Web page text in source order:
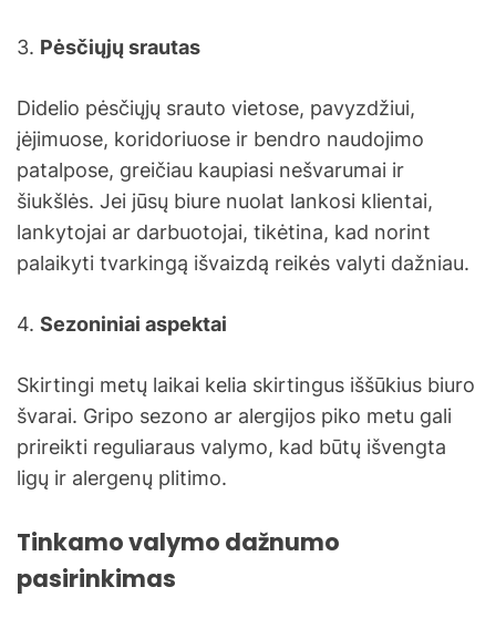
3. Pėsčiųjų srautas
Didelio pėsčiųjų srauto vietose, pavyzdžiui,
įėjimuose, koridoriuose ir bendro naudojimo
patalpose, greičiau kaupiasi nešvarumai ir
šiukšlės. Jei jūsų biure nuolat lankosi klientai,
lankytojai ar darbuotojai, tikėtina, kad norint
palaikyti tvarkingą išvaizdą reikės valyti dažniau.
4. Sezoniniai aspektai
Skirtingi metų laikai kelia skirtingus iššūkius biuro
švarai. Gripo sezono ar alergijos piko metu gali
prireikti reguliaraus valymo, kad būtų išvengta
ligų ir alergenų plitimo.
Tinkamo valymo dažnumo
pasirinkimas